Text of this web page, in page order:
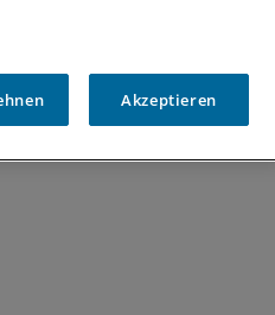
Akzeptieren